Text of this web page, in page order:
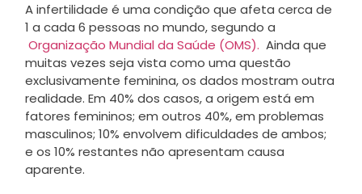
A infertilidade é uma condição que afeta cerca de
1 a cada 6 pessoas no mundo, segundo a
Organização Mundial da Saúde (OMS). Ainda que
muitas vezes seja vista como uma questão
exclusivamente feminina, os dados mostram outra
realidade. Em 40% dos casos, a origem está em
fatores femininos; em outros 40%, em problemas
masculinos; 10% envolvem dificuldades de ambos;
e os 10% restantes não apresentam causa
aparente.